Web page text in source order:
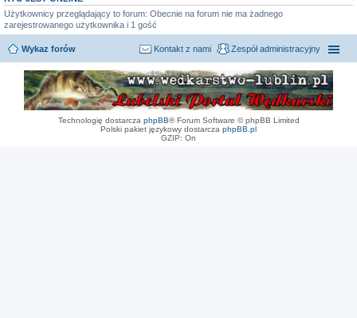
Użytkownicy przeglądający to forum: Obecnie na forum nie ma żadnego
zarejestrowanego użytkownika i 1 gość
Wykaz forów Zespół administracyjny
Kontakt z nami
Technologię dostarcza phpBB® Forum Software © phpBB Limited
Polski pakiet językowy dostarcza phpBB.pl
GZIP: On